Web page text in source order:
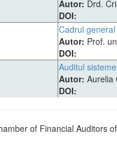
Autor: Drd.
DOI:
Cadrul
Autor: Prof.
DOI:
Auditul
Autor: Aurelia
DOI:
of Financial Auditors